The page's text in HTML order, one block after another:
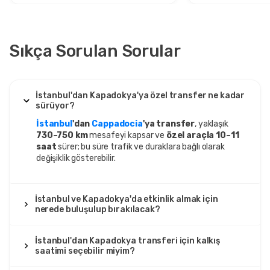
Sıkça Sorulan Sorular
İstanbul'dan Kapadokya'ya özel transfer ne kadar
sürüyor?
İstanbul 'dan Cappadocia'ya transfer, yaklaşık
730–750 kmmesafeyi kapsar ve özel araçla 10–11
saatsürer; bu süre trafik ve duraklara bağlı olarak
değişiklik gösterebilir.
İstanbul ve Kapadokya'da etkinlik almak için
nerede buluşulup bırakılacak?
İstanbul'dan Kapadokya transferi için kalkış
saatimi seçebilir miyim?